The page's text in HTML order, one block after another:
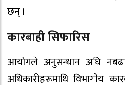
छन् ।
कारबाही सिफारिस
आयोगले अनुसन्धान अघि
अधिकारीहरूमाथि विभागीय